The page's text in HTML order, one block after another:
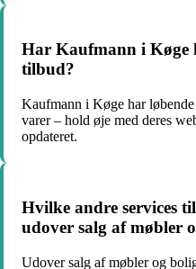
Har Kaufmann i Køge
tilbud?
Kaufmann i Køge har
varer – hold øje med deres
opdateret.
Hvilke andre services
udover salg af møbler
Udover salg af møbler og